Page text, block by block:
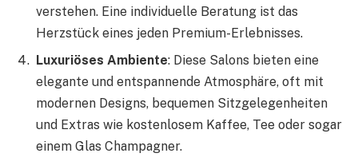
verstehen. Eine individuelle Beratung ist das
Herzstück eines jeden Premium-Erlebnisses.
Luxuriöses Ambiente: Diese Salons bieten eine
elegante und entspannende Atmosphäre, oft mit
modernen Designs, bequemen Sitzgelegenheiten
und Extras wie kostenlosem Kaffee, Tee oder sogar
einem Glas Champagner.